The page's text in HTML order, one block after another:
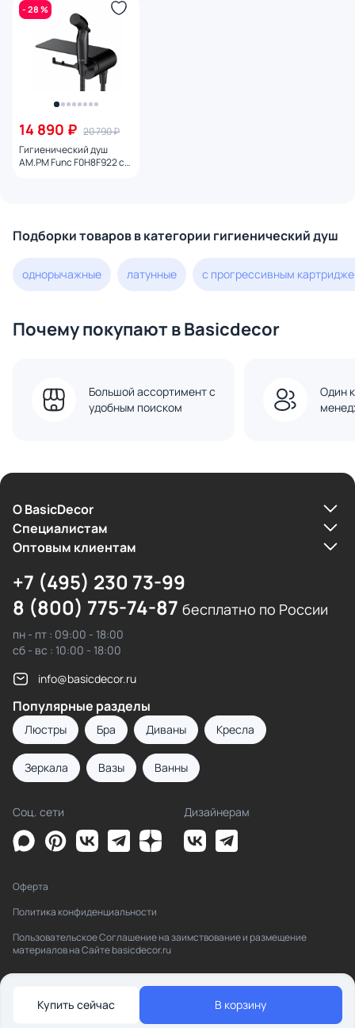
- 28 %
14 890 ₽ 20 790 ₽
Гигиенический душ
AM.PM Func F0H8F922 со
Подборки товаров в категории гигиенический душ
однорычажные латунные с прогрессивным
Почему покупают в Basicdecor
Большой ассортимент с
удобным поиском
Один
Купить сейчас В корзину
О BasicDecor
Cпециалистам
Оптовым клиентам
+7 (495) 230 73-99
8 (800) 775-74-87 бесплатно по России
пн - пт : 09:00 - 18:00
сб - вс : 10:00 - 18:00
info@basicdecor.ru
Популярные разделы
Люстры Бра Диваны Кресла
Зеркала Вазы Ванны
Соц. сети Дизайнерам
Оферта
Политика конфиденциальности
Пользовательское Соглашение на заимствование и размещение
материалов на Сайте basicdecor.ru